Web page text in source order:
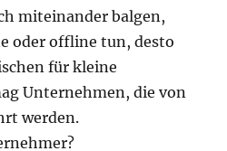
miteinander balgen,
oder offline tun, desto
für kleine
Unternehmen, die von
werden.